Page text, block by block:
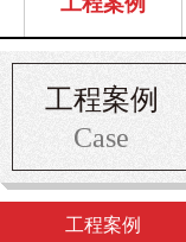
工程案例
Case
工程案例